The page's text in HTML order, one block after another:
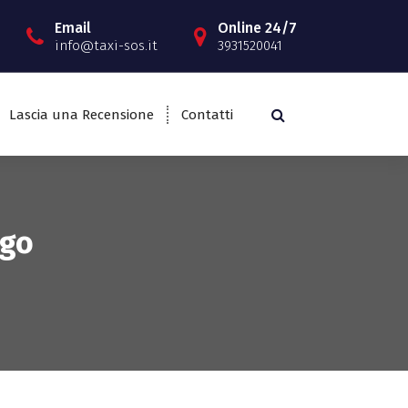
Email
info@taxi-sos.it
Online 24/7
3931520041
Lascia una Recensione Contatti